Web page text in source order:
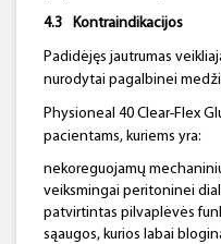
4.3 Kontraindikacijos
Padidėjęs jautrumas
nurodytai pagalbinei
Physioneal 40 Clear-Flex
pacientams, kuriems yra:
nekoreguojamų
veiksmingai peritoninei
patvirtintas pilvaplėvės
sąaugos, kurios labai